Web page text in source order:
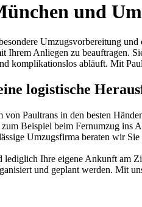
und
Umzugsvorbereitung
Ihrem Anliegen zu beauftragen.
komplikationslos abläuft. Mit
logistische
von Paultrans in den besten
Beispiel beim Fernumzug ins
Umzugsfirma beraten wir Sie
lediglich Ihre eigene Ankunft am
und geplant werden. Mit